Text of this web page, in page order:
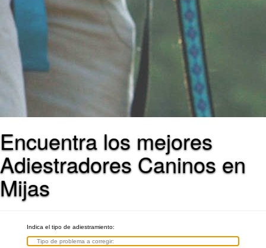
Encuentra los mejores
Adiestradores Caninos en
Mijas
Indica el tipo de adiestramiento: